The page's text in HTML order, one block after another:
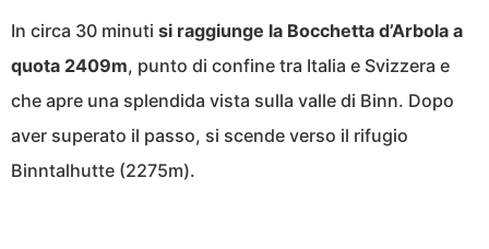
In circa 30 minuti si raggiunge la Bocchetta d’Arbola a
quota 2409m, punto di confine tra Italia e Svizzera e
che apre una splendida vista sulla valle di Binn. Dopo
aver superato il passo, si scende verso il rifugio
Binntalhutte (2275m).